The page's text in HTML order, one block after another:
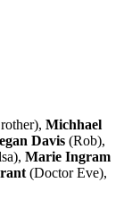
Michhael
Davis (Rob),
Marie Ingram
(Doctor Eve),